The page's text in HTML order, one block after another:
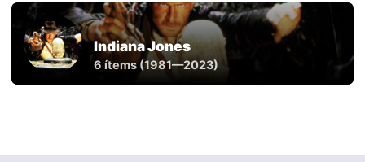
Indiana Jones
6 ítems (1981—2023)